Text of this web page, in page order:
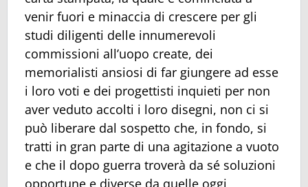
venir fuori e minaccia di crescere per gli
studi diligenti delle innumerevoli
commissioni all’uopo create, dei
memorialisti ansiosi di far giungere ad esse
i loro voti e dei progettisti inquieti per non
aver veduto accolti i loro disegni, non ci si
può liberare dal sospetto che, in fondo, si
tratti in gran parte di una agitazione a vuoto
e che il dopo guerra troverà da sé soluzioni
opportune e diverse da quelle oggi